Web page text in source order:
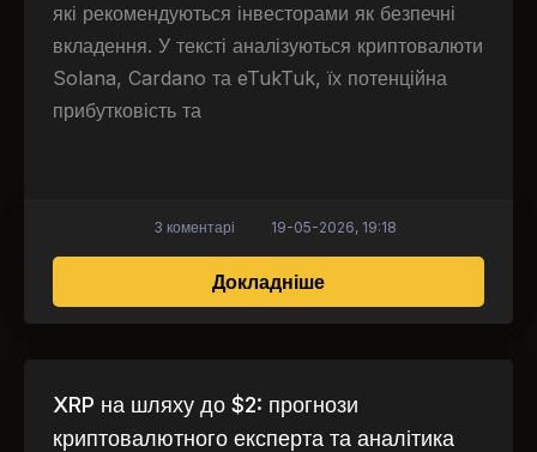
які рекомендуються інвесторами як безпечні
вкладення. У тексті аналізуються криптовалюти
Solana, Cardano та eTukTuk, їх потенційна
прибутковість та
Докладнішепро Інвестори
3 коментарі 19-05-2026, 19:18
XRP на шляху до $2: прогнози
криптовалютного експерта та аналітика